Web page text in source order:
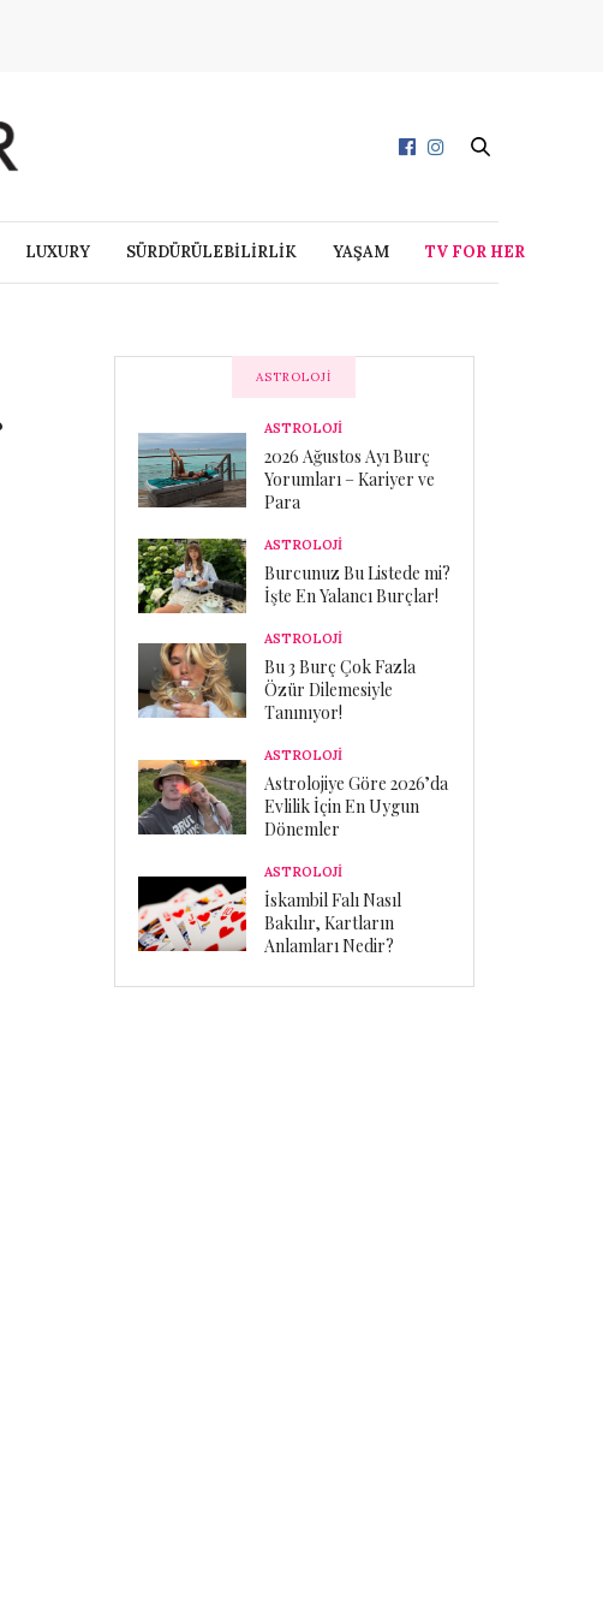
LUXURY SÜRDÜRÜLEBİLİRLİK YAŞAM TV FOR HER
ASTROLOJI
ASTROLOJİ
2026 Ağustos Ayı Burç
Yorumları – Kariyer ve
Para
ASTROLOJİ
Burcunuz Bu Listede mi?
İşte En Yalancı Burçlar!
ASTROLOJİ
Bu 3 Burç Çok Fazla
Özür Dilemesiyle
Tanınıyor!
ASTROLOJİ
Astrolojiye Göre 2026’da
Evlilik İçin En Uygun
Dönemler
ASTROLOJİ
İskambil Falı Nasıl
Bakılır, Kartların
Anlamları Nedir?